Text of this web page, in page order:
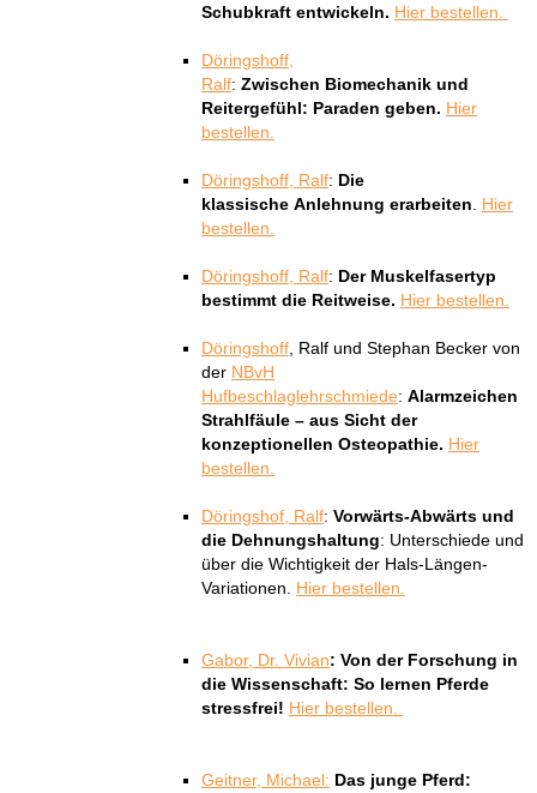
Schubkraft entwickeln. Hier bestellen.
Döringshoff,
Ralf: Zwischen Biomechanik und
Reitergefühl: Paraden geben. Hier
bestellen.
Döringshoff, Ralf: Die
klassische Anlehnung erarbeiten
Hier
bestellen.
Döringshoff, Ralf: Der Muskelfasertyp
bestimmt die Reitweise. Hier bestellen.
Döringshoff , Ralf und Stephan Becker von
der NBvH
Hufbeschlaglehrschmiede: Alarmzeichen
Strahlfäule – aus Sicht der
konzeptionellen Osteopathie. Hier
bestellen.
Döringshof, Ralf: Vorwärts-Abwärts und
die Dehnungshaltung: Unterschiede und
über die Wichtigkeit der Hals-Längen-
Variationen. Hier bestellen.
Gabor, Dr. Vivian: Von der Forschung in
die Wissenschaft: So lernen Pferde
stressfrei! Hier bestellen.
Geitner, Michael: Das junge Pferd: